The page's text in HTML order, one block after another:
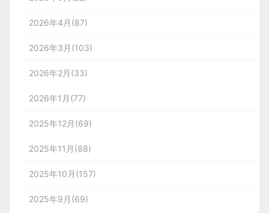
2026年4月(87)
2026年3月(103)
2026年2月(33)
2026年1月(77)
2025年12月(69)
2025年11月(88)
2025年10月(157)
2025年9月(69)